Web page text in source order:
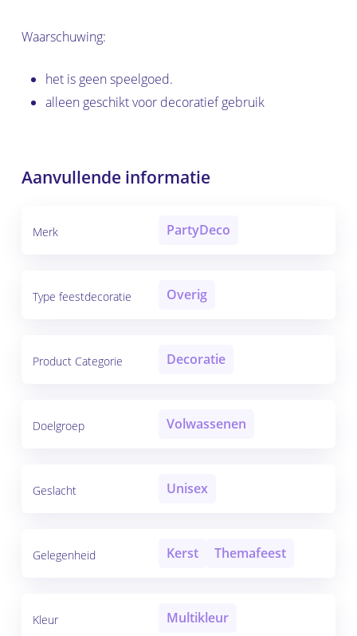
Waarschuwing:
het is geen speelgoed.
alleen geschikt voor decoratief gebruik
Aanvullende informatie
Merk PartyDeco
Type feestdecoratie Overig
Product Categorie Decoratie
Doelgroep Volwassenen
Geslacht Unisex
Gelegenheid Kerst Themafeest
Kleur Multikleur